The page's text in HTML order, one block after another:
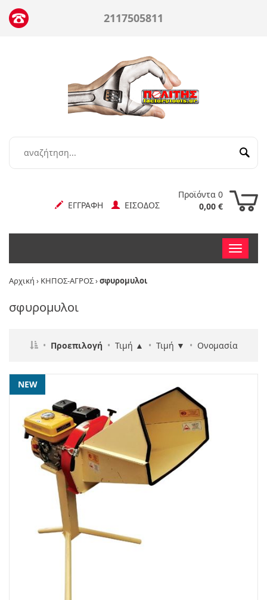
2117505811
Προϊόντα 0
0,00 €
ΕΓΓΡΑΦΗ ΕΙΣΟΔΟΣ
Toggle
nav
Αρχική › ΚΗΠΟΣ-ΑΓΡΟΣ›σφυρομυλοι
σφυρομυλοι
• Προεπιλογή• Τιμή ▲ • Τιμή ▼ • Ονομασία
NEW